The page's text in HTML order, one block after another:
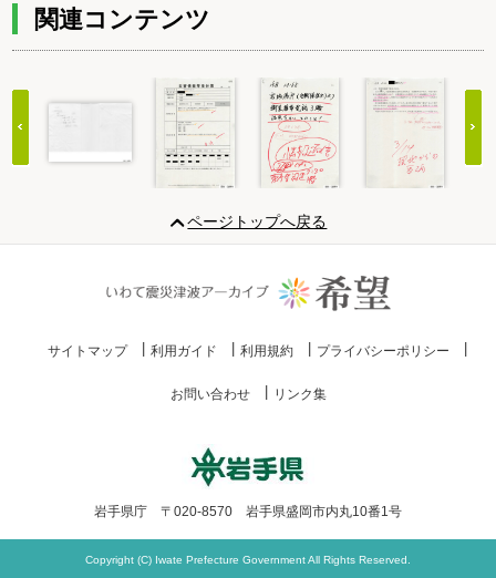
関連コンテンツ
20
ページトップへ戻る
サイトマップ 利用ガイド 利用規約 プライバシーポリシー
お問い合わせ リンク集
岩手県庁 〒020-8570 岩手県盛岡市内丸10番1号
Copyright (C) Iwate Prefecture Government All Rights Reserved.